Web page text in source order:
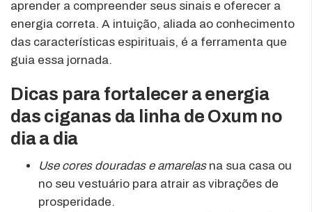
aprender a compreender seus sinais e oferecer a
energia correta. A intuição, aliada ao conhecimento
das características espirituais, é a ferramenta que
guia essa jornada.
Dicas para fortalecer a energia
das ciganas da linha de Oxum no
dia a dia
Use cores douradas e amarelasna sua casa ou
no seu vestuário para atrair as vibrações de
prosperidade.